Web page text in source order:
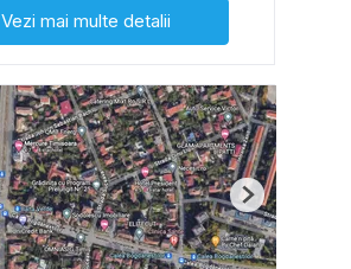
Vezi mai multe detalii
Next